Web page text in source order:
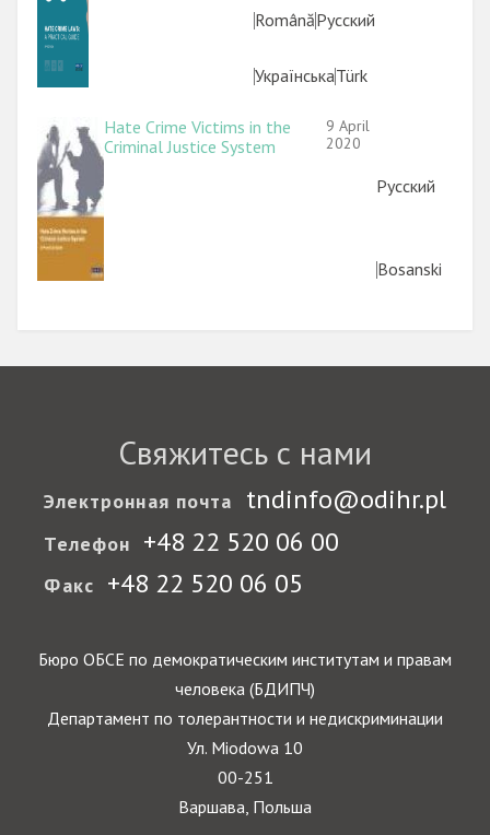
Link
RomânăLink
Русский
Link
УкраїнськаLink
Türk
Image
Hate Crime Victims in the
Criminal Justice System
9 April
2020
Link
Русский
Link
Bosanski
Свяжитесь с нами
Электронная почта tndinfo@odihr.pl
Телефон +48 22 520 06 00
Факс +48 22 520 06 05
Бюро ОБСЕ по демократическим институтам и правам
человека (БДИПЧ)
Департамент по толерантности и недискриминации
Ул. Miodowa 10
00-251
Варшава, Польша